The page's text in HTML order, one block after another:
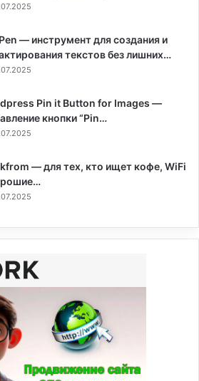
— инструмент для создания и
текстов без лишних…
Pin it Button for Images —
кнопки “Pin…
— для тех, кто ищет кофе, WiFi